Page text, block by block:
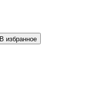
В избранное